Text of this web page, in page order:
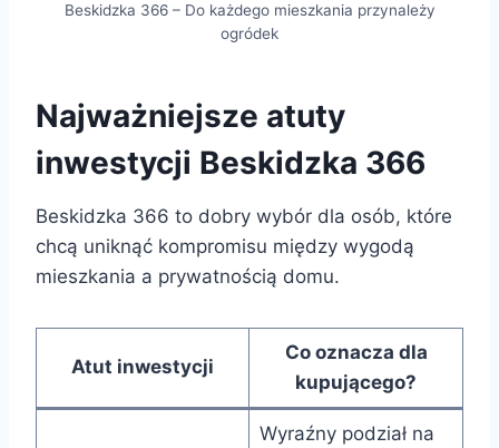
Beskidzka 366 – Do każdego mieszkania przynależy
ogródek
Najważniejsze atuty
inwestycji Beskidzka 366
Beskidzka 366 to dobry wybór dla osób, które
chcą uniknąć kompromisu między wygodą
mieszkania a prywatnością domu.
Atut inwestycji
Co oznacza dla
kupującego?
Wyraźny podział na